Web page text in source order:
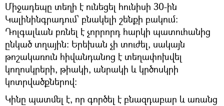
Միջադեպը տեղի է ունեցել հունիսի 30-ին
Կալինինգրադում՝ բնակելի շենքի բակում։
Դոլգալևան բռնել է չորրորդ հարկի պատուհանից
ընկած տղային։ Երեխան չի տուժել, սակայն
թոշակառուն հիվանդանոց է տեղափոխվել
կողոսկրերի, թիակի, անրակի և կրծոսկրի
կոտրվածքներով։
Կինը պատմել է, որ գործել է բնազդաբար և առանց